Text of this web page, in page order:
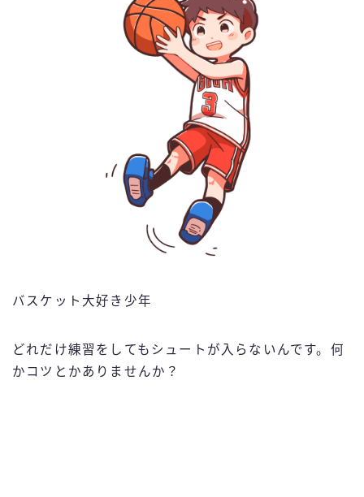
バスケット大好き少年
どれだけ練習をしてもシュートが入らないんです。何
かコツとかありませんか？